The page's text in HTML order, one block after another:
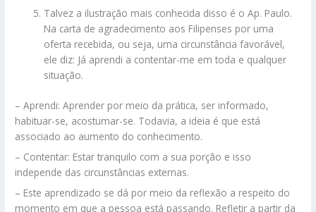
Talvez a ilustração mais conhecida disso é o Ap. Paulo.
Na carta de agradecimento aos Filipenses por uma
oferta recebida, ou seja, uma circunstância favorável,
ele diz: Já aprendi a contentar-me em toda e qualquer
situação.
– Aprendi: Aprender por meio da prática, ser informado,
habituar-se, acostumar-se. Todavia, a ideia é que está
associado ao aumento do conhecimento.
– Contentar: Estar tranquilo com a sua porção e isso
independe das circunstâncias externas.
– Este aprendizado se dá por meio da reflexão a respeito do
momento em que a pessoa está passando. Refletir a partir da